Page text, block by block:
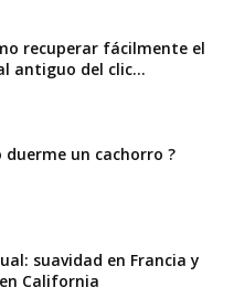
recuperar fácilmente el
antiguo del clic...
un cachorro ?
suavidad en Francia y
California